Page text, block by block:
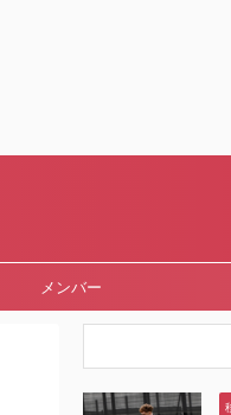
メンバー